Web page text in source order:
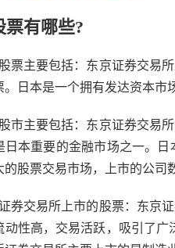
票有哪些?
票主要包括：东京证券交易
。日本是一个拥有发达资本市
市主要包括：东京证券交易
日本重要的金融市场之一。
的股票交易市场，上市的公司
券交易所上市的股票：东京
动性高，交易活跃，吸引了